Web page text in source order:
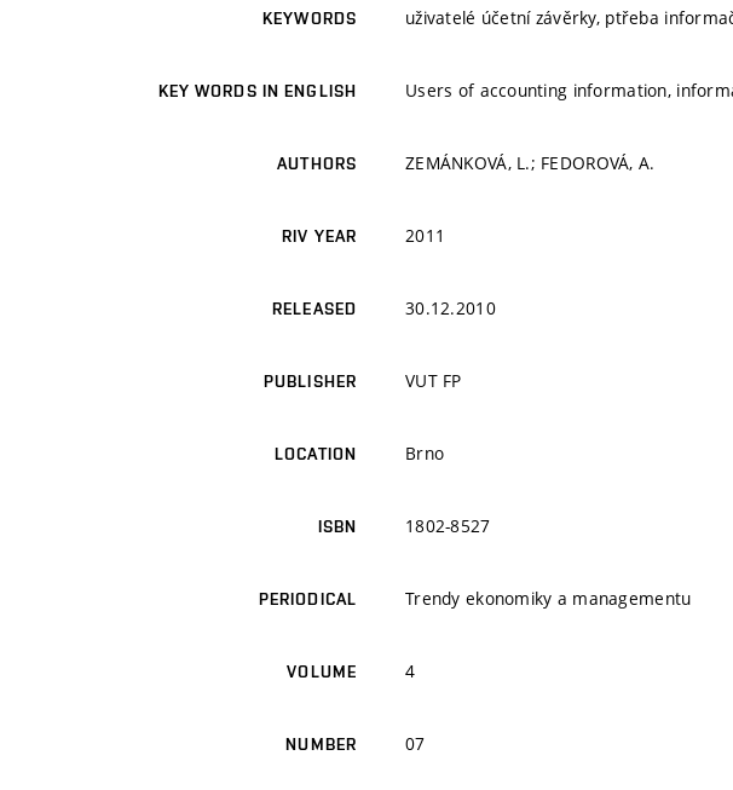
KEYWORDS uživatelé účetní závěrky, ptřeba
KEY WORDS IN ENGLISH Users of accounting information,
AUTHORS ZEMÁNKOVÁ, L.; FEDOROVÁ, A.
RIV YEAR 2011
RELEASED 30.12.2010
PUBLISHER VUT FP
LOCATION Brno
ISBN 1802-8527
PERIODICAL Trendy ekonomiky a managementu
VOLUME 4
NUMBER 07